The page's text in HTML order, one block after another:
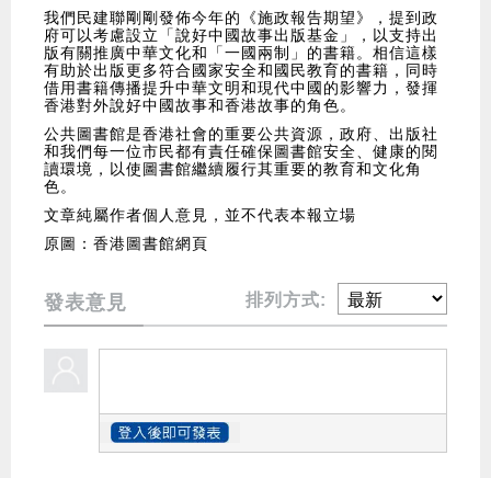
我們民建聯剛剛發佈今年的《施政報告期望》，提到政
府可以考慮設立「說好中國故事出版基金」，以支持出
版有關推廣中華文化和「一國兩制」的書籍。相信這樣
有助於出版更多符合國家安全和國民教育的書籍，同時
借用書籍傳播提升中華文明和現代中國的影響力，發揮
香港對外說好中國故事和香港故事的角色。
公共圖書館是香港社會的重要公共資源，政府、出版社
和我們每一位市民都有責任確保圖書館安全、健康的閱
讀環境，以使圖書館繼續履行其重要的教育和文化角
色。
文章純屬作者個人意見，並不代表本報立場
原圖：香港圖書館網頁
發表意見 排列方式: